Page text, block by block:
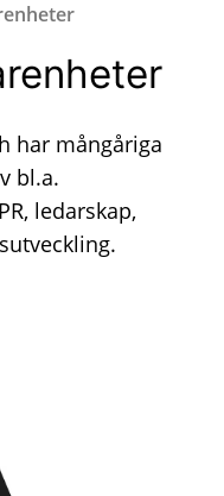
har mångåriga
bl.a.
ledarskap,